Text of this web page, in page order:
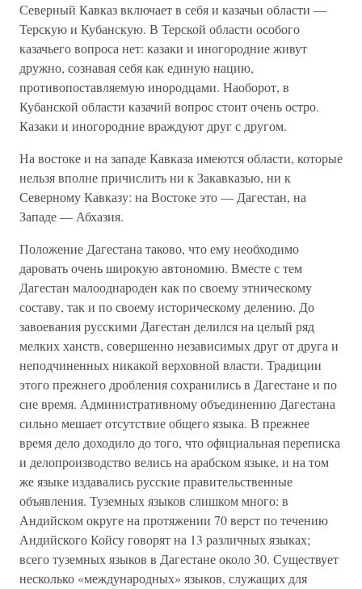
Северный Кавказ включает в себя и казачьи области —
Терскую и Кубанскую. В Терской области особого
казачьего вопроса нет: казаки и иногородние живут
дружно, сознавая себя как единую нацию,
противопоставляемую инородцами. Наоборот, в
Кубанской области казачий вопрос стоит очень остро.
Казаки и иногородние враждуют друг с другом.
На востоке и на западе Кавказа имеются области, которые
нельзя вполне причислить ни к Закавказью, ни к
Северному Кавказу: на Востоке это — Дагестан, на
Западе — Абхазия.
Положение Дагестана таково, что ему необходимо
даровать очень широкую автономию. Вместе с тем
Дагестан малооднароден как по своему этническому
составу, так и по своему историческому делению. До
завоевания русскими Дагестан делился на целый ряд
мелких ханств, совершенно независимых друг от друга и
неподчиненных никакой верховной власти. Традиции
этого прежнего дробления сохранились в Дагестане и по
сие время. Административному объединению Дагестана
сильно мешает отсутствие общего языка. В прежнее
время дело доходило до того, что официальная переписка
и делопроизводство велись на арабском языке, и на том
же языке издавались русские правительственные
объявления. Туземных языков слишком много: в
Андийском округе на протяжении 70 верст по течению
Андийского Койсу говорят на 13 различных языках;
всего туземных языков в Дагестане около 30. Существует
несколько «международных» языков, служащих для